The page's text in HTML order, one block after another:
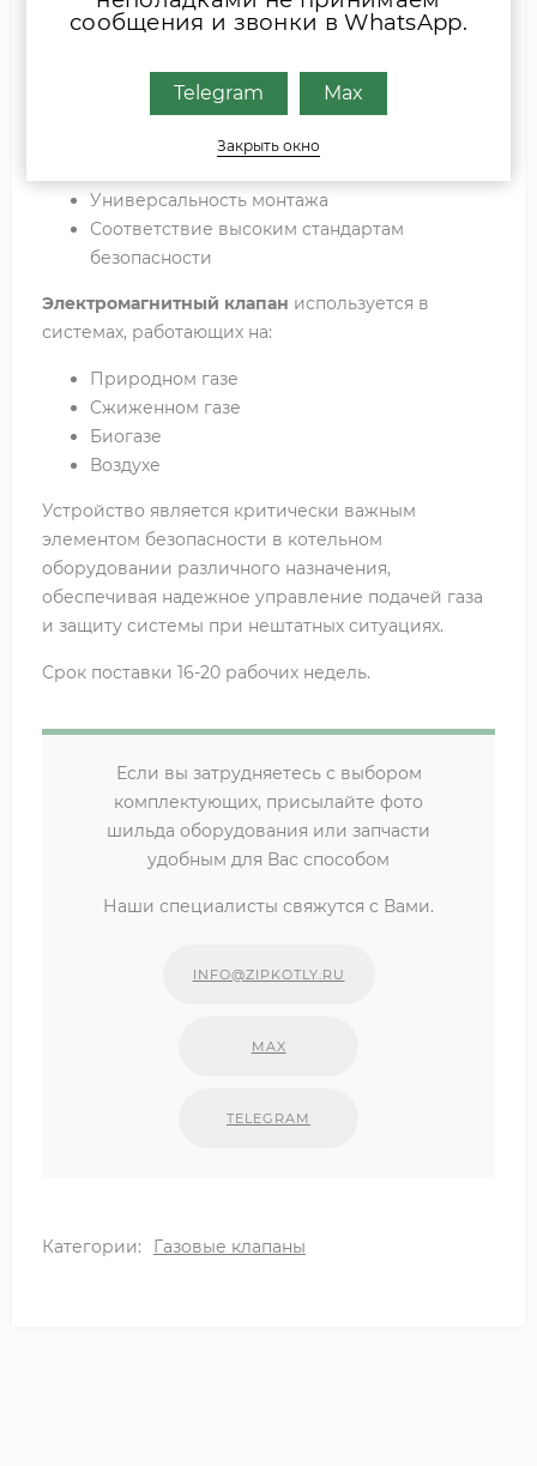
Надежная защита системы при перебоях
Мгновенное срабатывание запорного
механизма
Долговечность материалов
Универсальность монтажа
Соответствие высоким стандартам
безопасности
Электромагнитный клапан используется в
системах, работающих на:
Природном газе
Сжиженном газе
Биогазе
Воздухе
Устройство является критически важным
элементом безопасности в котельном
оборудовании различного назначения,
обеспечивая надежное управление подачей газа
и защиту системы при нештатных ситуациях.
Срок поставки 16-20 рабочих недель.
Если вы затрудняетесь с выбором
комплектующих, присылайте фото
шильда оборудования или запчасти
удобным для Вас способом
Наши специалисты свяжутся с Вами.
INFO@ZIPKOTLY.RU
MAX
TELEGRAM
Категории: Газовые клапаны
сообщения и звонки в WhatsApp.
Telegram Max
Закрыть окно